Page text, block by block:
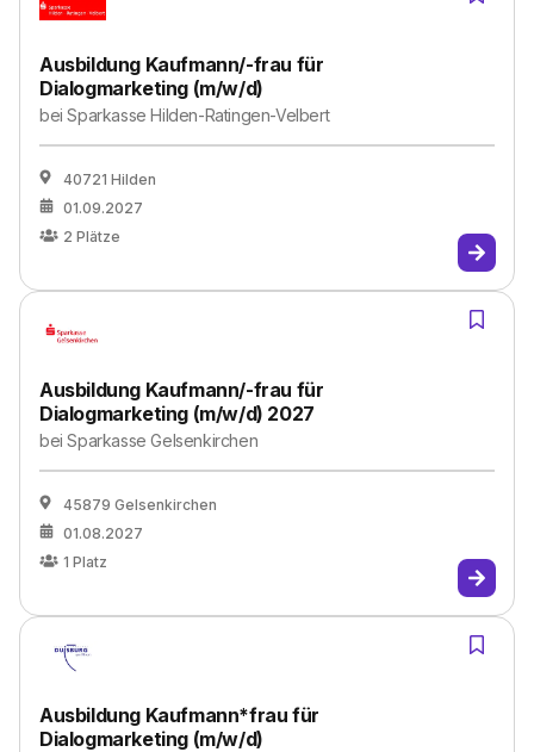
Ausbildung Kaufmann/-frau für
Dialogmarketing (m/w/d)
beiSparkasse Hilden-Ratingen-Velbert
40721 Hilden
01.09.2027
2 Plätze
Ausbildung Kaufmann/-frau für
Dialogmarketing (m/w/d) 2027
beiSparkasse Gelsenkirchen
45879 Gelsenkirchen
01.08.2027
1 Platz
Ausbildung Kaufmann*frau für
Dialogmarketing (m/w/d)